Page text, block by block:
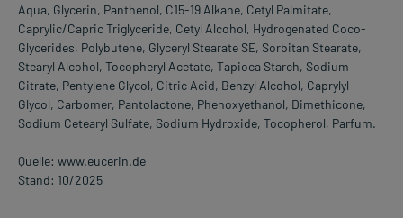
Aqua, Glycerin, Panthenol, C15-19 Alkane, Cetyl Palmitate,
Caprylic/Capric Triglyceride, Cetyl Alcohol, Hydrogenated Coco-
Glycerides, Polybutene, Glyceryl Stearate SE, Sorbitan Stearate,
Stearyl Alcohol, Tocopheryl Acetate, Tapioca Starch, Sodium
Citrate, Pentylene Glycol, Citric Acid, Benzyl Alcohol, Caprylyl
Glycol, Carbomer, Pantolactone, Phenoxyethanol, Dimethicone,
Sodium Cetearyl Sulfate, Sodium Hydroxide, Tocopherol, Parfum.
Quelle: www.eucerin.de
Stand: 10/2025